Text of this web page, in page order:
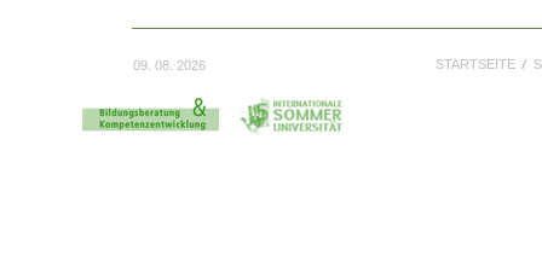
09. 08. 2026 STARTSEITE